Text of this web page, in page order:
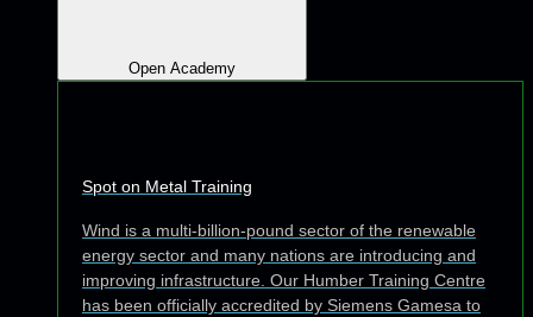
Open Academy
Spot on Metal Training
Wind is a multi-billion-pound sector of the renewable
energy sector and many nations are introducing and
improving infrastructure. Our Humber Training Centre
has been officially accredited by Siemens Gamesa to